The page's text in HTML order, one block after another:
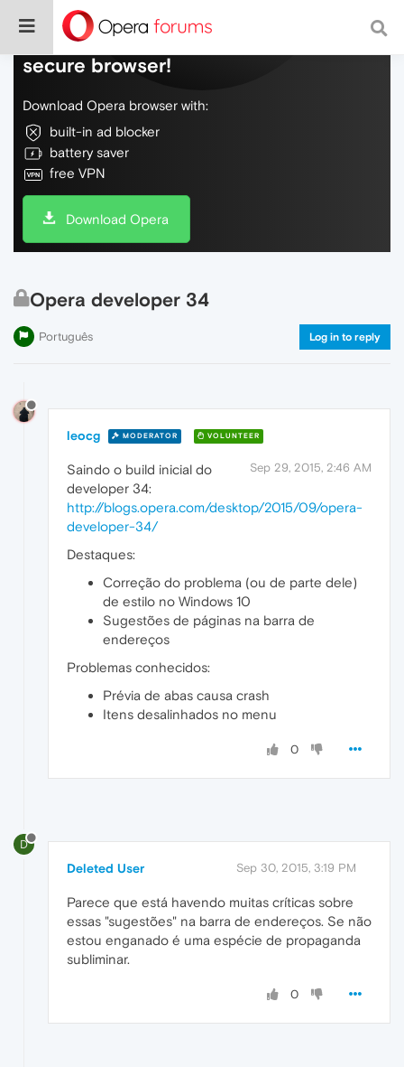
Do more on the web, with a fast and
secure browser!
Download Opera browser with:
built-in ad blocker
battery saver
free VPN
Download Opera
Opera developer 34
Português Log in to reply
leocg MODERATOR VOLUNTEER
Sep 29, 2015, 2:46 AM
Saindo o build inicial do
developer 34:
http://blogs.opera.com/desktop/2015/09/opera-
developer-34/
Destaques:
Correção do problema (ou de parte dele)
de estilo no Windows 10
Sugestões de páginas na barra de
endereços
Problemas conhecidos:
Prévia de abas causa crash
Itens desalinhados no menu
0
D
Deleted User Sep 30, 2015, 3:19 PM
Parece que está havendo muitas críticas sobre
essas "sugestões" na barra de endereços. Se não
estou enganado é uma espécie de propaganda
subliminar.
0